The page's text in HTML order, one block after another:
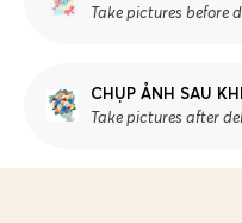
Take pictures before
CHỤP ẢNH SAU
Take pictures after